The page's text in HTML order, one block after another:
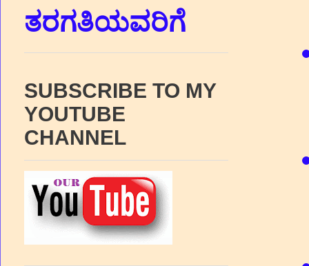
ತರಗತಿಯವರಿಗೆ
SUBSCRIBE TO MY
YOUTUBE
CHANNEL